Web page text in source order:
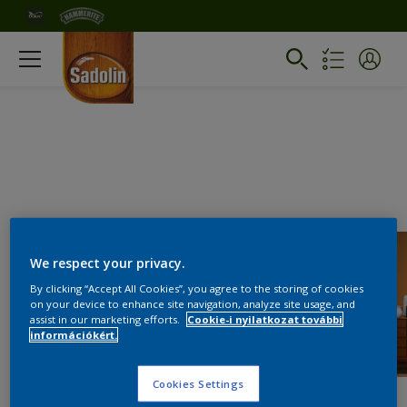
We respect your privacy.
By clicking “Accept All Cookies”, you agree to the storing of cookies
on your device to enhance site navigation, analyze site usage, and
assist in our marketing efforts.
Cookie-i nyilatkozat további
információkért.
Cookies Settings